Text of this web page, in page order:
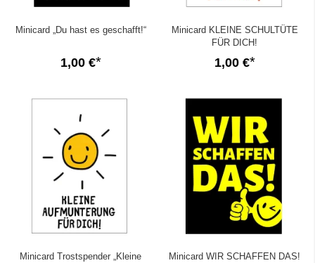
Minicard „Du hast es geschafft!“
1,00 €
Minicard KLEINE SCHULTÜTE
FÜR DICH!
1,00 €
Minicard Trostspender „Kleine
Minicard WIR SCHAFFEN DAS!